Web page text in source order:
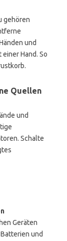
gehören
und
Hand. So
Quellen
und
Schalte
Geräten
und